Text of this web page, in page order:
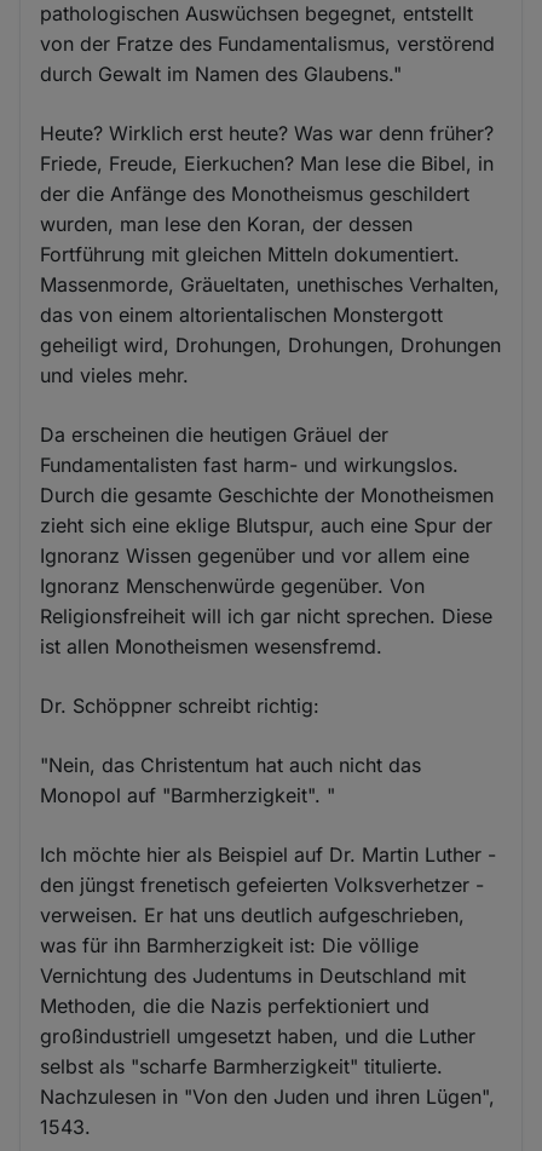
pathologischen Auswüchsen begegnet, entstellt
von der Fratze des Fundamentalismus, verstörend
durch Gewalt im Namen des Glaubens."
Heute? Wirklich erst heute? Was war denn früher?
Friede, Freude, Eierkuchen? Man lese die Bibel, in
der die Anfänge des Monotheismus geschildert
wurden, man lese den Koran, der dessen
Fortführung mit gleichen Mitteln dokumentiert.
Massenmorde, Gräueltaten, unethisches Verhalten,
das von einem altorientalischen Monstergott
geheiligt wird, Drohungen, Drohungen, Drohungen
und vieles mehr.
Da erscheinen die heutigen Gräuel der
Fundamentalisten fast harm- und wirkungslos.
Durch die gesamte Geschichte der Monotheismen
zieht sich eine eklige Blutspur, auch eine Spur der
Ignoranz Wissen gegenüber und vor allem eine
Ignoranz Menschenwürde gegenüber. Von
Religionsfreiheit will ich gar nicht sprechen. Diese
ist allen Monotheismen wesensfremd.
Dr. Schöppner schreibt richtig:
"Nein, das Christentum hat auch nicht das
Monopol auf "Barmherzigkeit". "
Ich möchte hier als Beispiel auf Dr. Martin Luther -
den jüngst frenetisch gefeierten Volksverhetzer -
verweisen. Er hat uns deutlich aufgeschrieben,
was für ihn Barmherzigkeit ist: Die völlige
Vernichtung des Judentums in Deutschland mit
Methoden, die die Nazis perfektioniert und
großindustriell umgesetzt haben, und die Luther
selbst als "scharfe Barmherzigkeit" titulierte.
Nachzulesen in "Von den Juden und ihren Lügen",
1543.